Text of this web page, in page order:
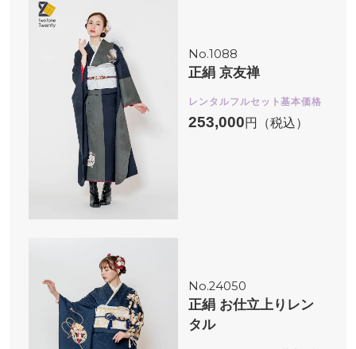
No.1088
正絹 京友禅
レンタルフルセット基本価格
253,000円（税込）
No.24050
正絹 お仕立上りレン
タル